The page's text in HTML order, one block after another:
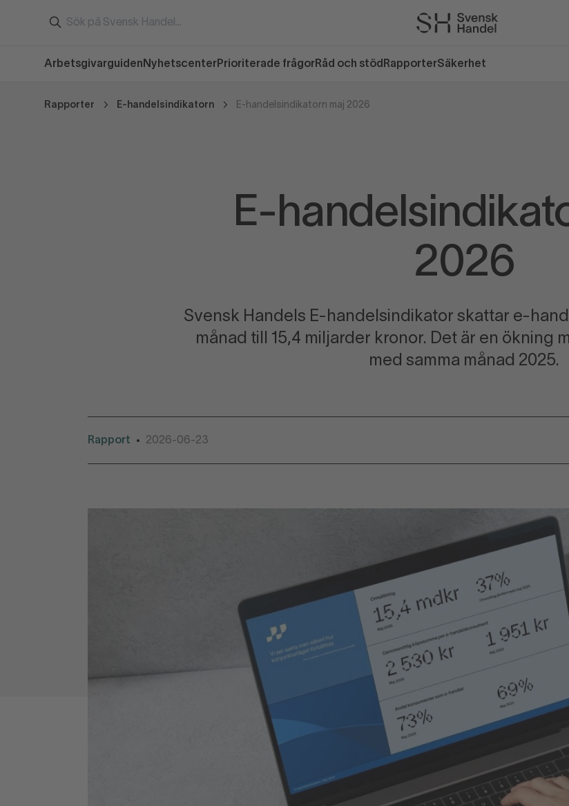
Arbetsgivarguiden Nyhetscenter Prioriterade frågor Råd och stöd RapporterSäkerhet
Rapporter E-handelsindikatorn E-handelsindikatorn maj 2026
E-
2026
Svensk Handels E-handelsindikator skattar e-
månad till 15,4 miljarder kronor. Det är en ökning
med samma månad 2025.
Rapport • 2026-06-23